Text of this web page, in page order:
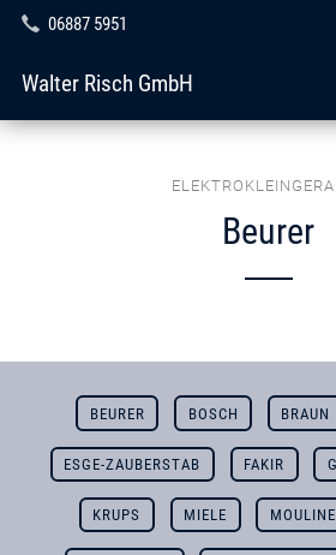
06887 5951
Walter Risch GmbH
Beurer
BEURER BOSCH BRAUN
ESGE-ZAUBERSTAB FAKIR
KRUPS MIELE